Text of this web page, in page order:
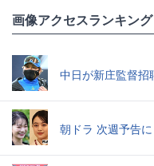
画像アクセスランキング
中日が新庄監督招
朝ドラ 次週予告に